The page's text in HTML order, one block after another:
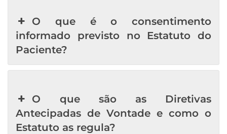
O que é o consentimento
informado previsto no Estatuto do
Paciente?
O que são as Diretivas
Antecipadas de Vontade e como o
Estatuto as regula?